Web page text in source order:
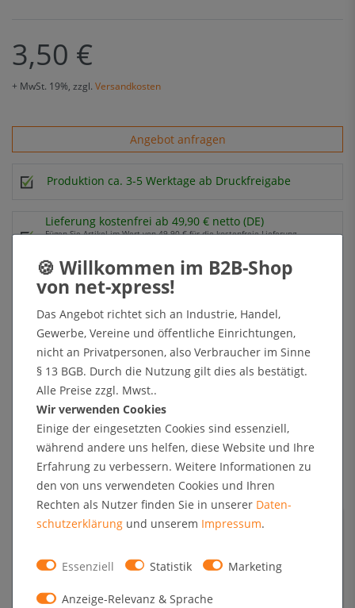
3,50 €
+ MwSt. 19%, zzgl. Versandkosten
Angebot anfragen
Produktion ca. 3-5 Werktage ab Druckfreigabe
Lieferung kostenfrei ab 49,90 € netto (DE)
Fügen Sie Artikel im Wert von 49.90 € für die kostenfreie Lieferung
In den Warenkorb
+ Sichere Zahlungsarten mit Käuferschutz oder Zahlung nach Erhalt der Ware auf Rechnung
Technische Daten
Kundenrezensionen
Angaben zur Produktsicherheit
Maße (B x H x T):
0 x 0 x 0 mm
Das Angebot richtet sich an Industrie, Handel,
Gewerbe, Vereine und öffentliche Einrichtungen,
nicht an Privatpersonen, also Verbraucher im Sinne
§ 13 BGB. Durch die Nutzung gilt dies als bestätigt.
Alle Preise zzgl. Mwst..
Wir verwenden Cookies
Einige der eingesetzten Cookies sind essenziell,
während andere uns helfen, diese Website und Ihre
Erfahrung zu verbessern. Weitere Informationen zu
den von uns verwendeten Cookies und Ihren
Rechten als Nutzer finden Sie in unserer Daten­
schutz­erklärung und unserem Impressum.
Essenziell Statistik Marketing
Anzeige-Relevanz & Sprache